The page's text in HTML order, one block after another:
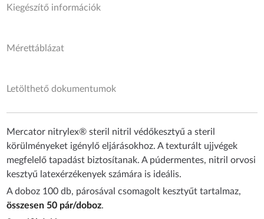
Kiegészítő információk
Mérettáblázat
Letölthető dokumentumok
Mercator nitrylex® steril nitril védőkesztyű a steril
körülményeket igénylő eljárásokhoz. A texturált ujjvégek
megfelelő tapadást biztosítanak. A púdermentes, nitril orvosi
kesztyű latexérzékenyek számára is ideális.
A doboz 100 db, párosával csomagolt kesztyűt tartalmaz,
összesen 50 pár/doboz.